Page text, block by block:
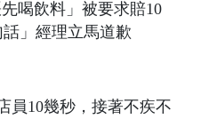
員10幾秒，接著不疾不